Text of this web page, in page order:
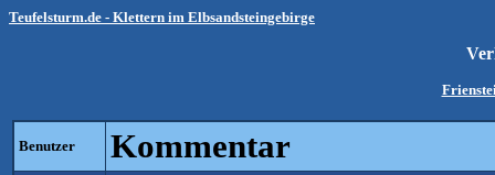
Teufelsturm.de - Klettern im Elbsandsteingebirge
Benutzer Kommentar